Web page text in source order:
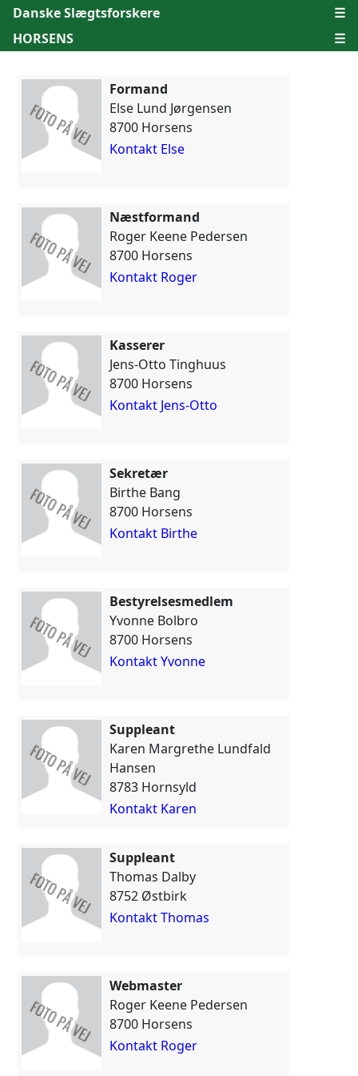
Danske Slægtsforskere
☰
HORSENS
☰
Formand
Else Lund Jørgensen
8700 Horsens
Kontakt Else
Næstformand
Roger Keene Pedersen
8700 Horsens
Kontakt Roger
Kasserer
Jens-Otto Tinghuus
8700 Horsens
Kontakt Jens-Otto
Sekretær
Birthe Bang
8700 Horsens
Kontakt Birthe
Bestyrelsesmedlem
Yvonne Bolbro
8700 Horsens
Kontakt Yvonne
Suppleant
Karen Margrethe Lundfald
Hansen
8783 Hornsyld
Kontakt Karen
Suppleant
Thomas Dalby
8752 Østbirk
Kontakt Thomas
Webmaster
Roger Keene Pedersen
8700 Horsens
Kontakt Roger